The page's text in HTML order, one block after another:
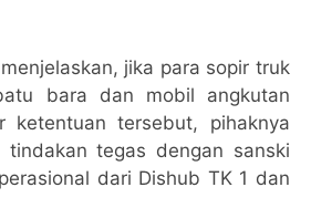
jika para sopir truk
bara dan mobil angkutan
ketentuan tersebut, pihaknya
tindakan tegas dengan sanski
dari Dishub TK 1 dan